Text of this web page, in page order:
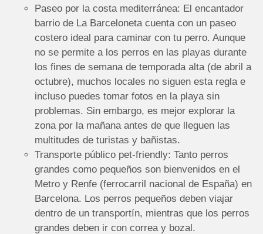
Paseo por la costa mediterránea: El encantador
barrio de La Barceloneta cuenta con un paseo
costero ideal para caminar con tu perro. Aunque
no se permite a los perros en las playas durante
los fines de semana de temporada alta (de abril a
octubre), muchos locales no siguen esta regla e
incluso puedes tomar fotos en la playa sin
problemas. Sin embargo, es mejor explorar la
zona por la mañana antes de que lleguen las
multitudes de turistas y bañistas.
Transporte público pet-friendly: Tanto perros
grandes como pequeños son bienvenidos en el
Metro y Renfe (ferrocarril nacional de España) en
Barcelona. Los perros pequeños deben viajar
dentro de un transportín, mientras que los perros
grandes deben ir con correa y bozal.